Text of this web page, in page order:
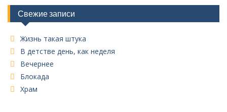
Свежие записи
Жизнь такая штука
В детстве день, как неделя
Вечернее
Блокада
Храм